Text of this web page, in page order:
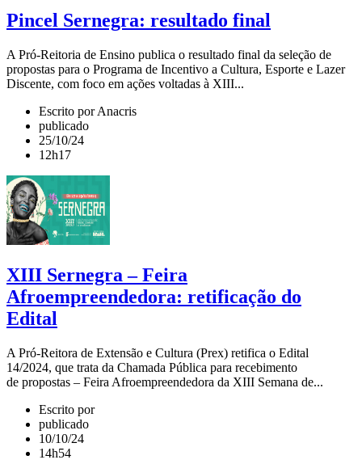
Pincel Sernegra: resultado final
A Pró-Reitoria de Ensino publica o resultado final da seleção de
propostas para o Programa de Incentivo a Cultura, Esporte e Lazer
Discente, com foco em ações voltadas à XIII...
Escrito por Anacris
publicado
25/10/24
12h17
XIII Sernegra – Feira
Afroempreendedora: retificação do
Edital
A Pró-Reitora de Extensão e Cultura (Prex) retifica o Edital
14/2024, que trata da Chamada Pública para recebimento
de propostas – Feira Afroempreendedora da XIII Semana de...
Escrito por
publicado
10/10/24
14h54